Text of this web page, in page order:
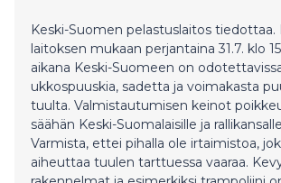
Keski-Suomen pelastuslaitos
laitoksen mukaan perjantaina 31.7. klo
aikana Keski-Suomeen on
ukkospuuskia, sadetta ja voimakasta
tuulta. Valmistautumisen keinot
säähän Keski-Suomalaisille ja
Varmista, ettei pihalla ole irtaimistoa,
aiheuttaa tuulen tarttuessa vaaraa.